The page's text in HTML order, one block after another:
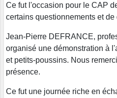
Ce fut l'occasion pour le CAP
certains questionnements et
Jean-Pierre DEFRANCE,
organisé une démonstration à
et petits-poussins. Nous
présence.
Ce fut une journée riche en